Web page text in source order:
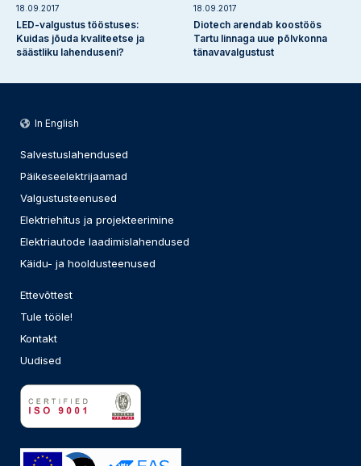
18.09.2017
LED-valgustus tööstuses:
Kuidas jõuda kvaliteetse ja
säästliku lahenduseni?
18.09.2017
Diotech arendab koostöös
Tartu linnaga uue põlvkonna
tänavavalgustust
In English
Salvestuslahendused
Päikeseelektrijaamad
Valgustusteenused
Elektriehitus ja projekteerimine
Elektriautode laadimislahendused
Käidu- ja hooldusteenused
Ettevõttest
Tule tööle!
Kontakt
Uudised